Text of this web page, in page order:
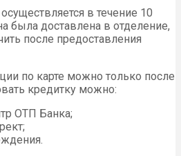
в течение 10
была доставлена в отделение,
после предоставления
по карте можно только после
кредитку можно:
ОТП Банка;